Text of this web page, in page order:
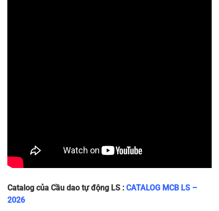
Catalog của Cầu dao tự động LS : CATALOG MCB LS –
2026